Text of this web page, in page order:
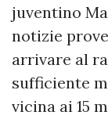
juventino
notizie
arrivare al
sufficiente
vicina ai 15